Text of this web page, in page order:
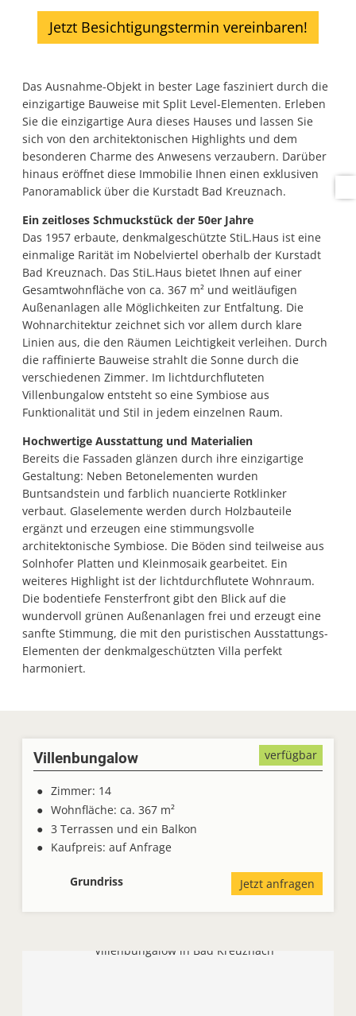
Jetzt Besichtigungstermin vereinbaren!
Das Ausnahme-Objekt in bester Lage fasziniert durch die
einzigartige Bauweise mit Split Level-Elementen. Erleben
Sie die einzigartige Aura dieses Hauses und lassen Sie
sich von den architektonischen Highlights und dem
besonderen Charme des Anwesens verzaubern. Darüber
hinaus eröffnet diese Immobilie Ihnen einen exklusiven
Panoramablick über die Kurstadt Bad Kreuznach.
Ein zeitloses Schmuckstück der 50er Jahre
Das 1957 erbaute, denkmalgeschützte StiL.Haus ist eine
einmalige Rarität im Nobelviertel oberhalb der Kurstadt
Bad Kreuznach. Das StiL.Haus bietet Ihnen auf einer
Gesamtwohnfläche von ca. 367 m² und weitläufigen
Außenanlagen alle Möglichkeiten zur Entfaltung. Die
Wohnarchitektur zeichnet sich vor allem durch klare
Linien aus, die den Räumen Leichtigkeit verleihen. Durch
die raffinierte Bauweise strahlt die Sonne durch die
verschiedenen Zimmer. Im lichtdurchfluteten
Villenbungalow entsteht so eine Symbiose aus
Funktionalität und Stil in jedem einzelnen Raum.
Hochwertige Ausstattung und Materialien
Bereits die Fassaden glänzen durch ihre einzigartige
Gestaltung: Neben Betonelementen wurden
Buntsandstein und farblich nuancierte Rotklinker
verbaut. Glaselemente werden durch Holzbauteile
ergänzt und erzeugen eine stimmungsvolle
architektonische Symbiose. Die Böden sind teilweise aus
Solnhofer Platten und Kleinmosaik gearbeitet. Ein
weiteres Highlight ist der lichtdurchflutete Wohnraum.
Die bodentiefe Fensterfront gibt den Blick auf die
wundervoll grünen Außenanlagen frei und erzeugt eine
sanfte Stimmung, die mit den puristischen Ausstattungs-
Elementen der denkmalgeschützten Villa perfekt
harmoniert.
verfügbar
Villenbungalow
Zimmer: 14
Wohnfläche: ca. 367 m²
3 Terrassen und ein Balkon
Kaufpreis: auf Anfrage
Grundriss Jetzt anfragen